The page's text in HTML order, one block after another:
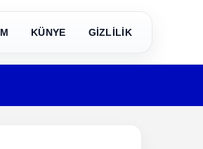
KÜNYE GİZLİLİK